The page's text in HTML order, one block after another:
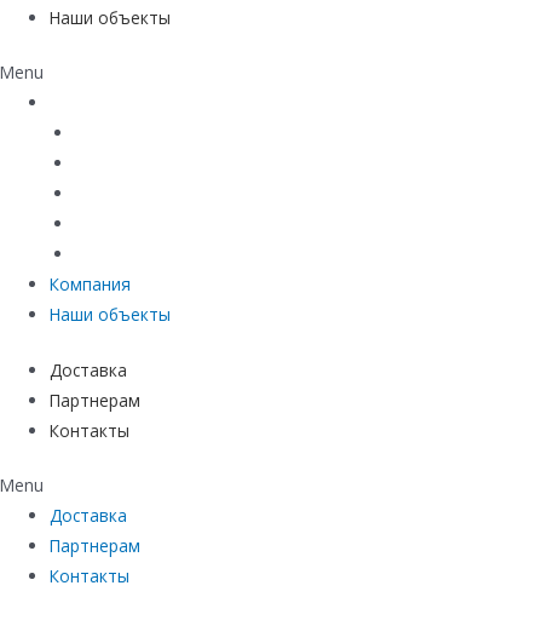
Наши объекты
Menu
Компания
Наши объекты
Доставка
Партнерам
Контакты
Menu
Доставка
Партнерам
Контакты